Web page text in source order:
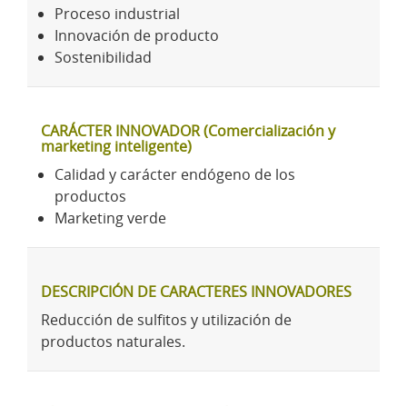
Proceso industrial
Innovación de producto
Sostenibilidad
CARÁCTER INNOVADOR (Comercialización y
marketing inteligente)
Calidad y carácter endógeno de los
productos
Marketing verde
DESCRIPCIÓN DE CARACTERES INNOVADORES
Reducción de sulfitos y utilización de
productos naturales.